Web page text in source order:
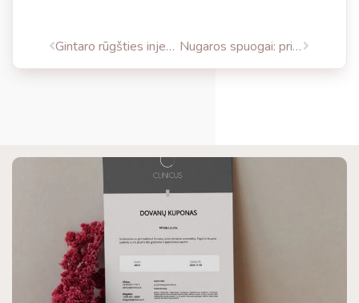
Gintaro rūgšties injekcijos – redermalizacija odos jaunystei Nugaros spuogai: priežastys ir aknės gydymo būdai